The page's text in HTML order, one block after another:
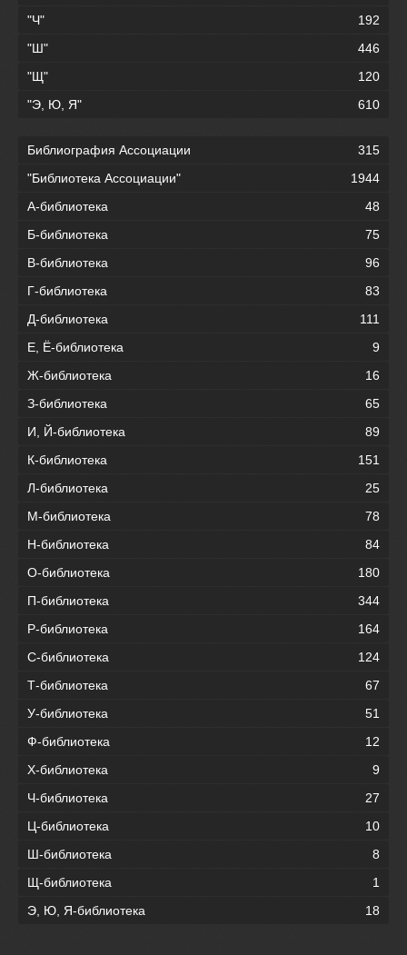
"Ч"
192
"Ш"
446
"Щ"
120
"Э, Ю, Я"
610
Библиография Ассоциации
315
"Библиотека Ассоциации"
1944
А-библиотека
48
Б-библиотека
75
В-библиотека
96
Г-библиотека
83
Д-библиотека
111
Е, Ё-библиотека
9
Ж-библиотека
16
З-библиотека
65
И, Й-библиотека
89
К-библиотека
151
Л-библиотека
25
М-библиотека
78
Н-библиотека
84
О-библиотека
180
П-библиотека
344
Р-библиотека
164
С-библиотека
124
Т-библиотека
67
У-библиотека
51
Ф-библиотека
12
Х-библиотека
9
Ч-библиотека
27
Ц-библиотека
10
Ш-библиотека
8
Щ-библиотека
1
Э, Ю, Я-библиотека
18